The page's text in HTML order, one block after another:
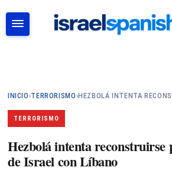
INICIO›TERRORISMO›HEZBOLÁ INTENTA
TERRORISMO
Hezbolá intenta reconstruirse
de Israel con Líbano